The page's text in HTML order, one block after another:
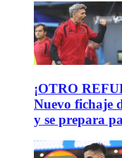
¡OTRO
Nuevo fichaje
y se prepara